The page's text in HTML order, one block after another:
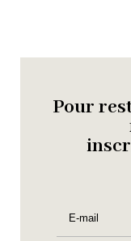
Pour